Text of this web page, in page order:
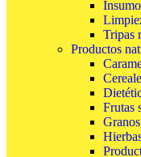
Tripas
Productos
Frutas